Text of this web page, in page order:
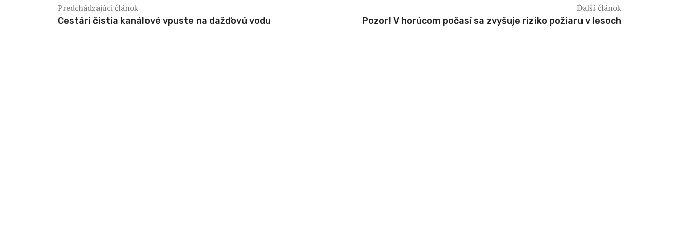
Predchádzajúci článok
Cestári čistia kanálové vpuste na dažďovú vodu
Ďalší článok
Pozor! V horúcom počasí sa zvyšuje riziko požiaru v lesoch